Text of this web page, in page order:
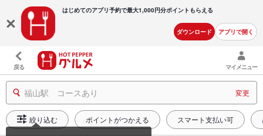
はじめてのアプリ予約で最大1,000円分ポイントもらえる
ダウンロード アプリで開く
戻る マイメニュー
福山駅 コースあり 変更
絞り込む ポイントがつかえる スマート支払い可